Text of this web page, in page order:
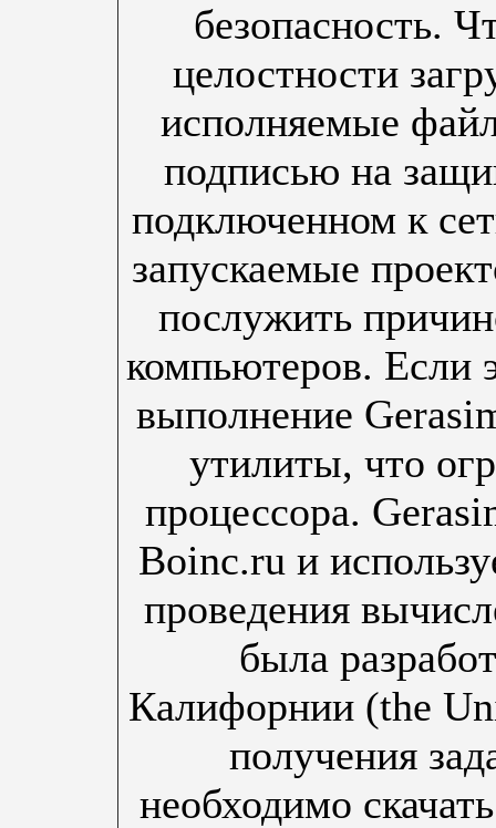
безопасность.
целостности
исполняемые
подписью на
подключенном к
запускаемые
послужить
компьютеров. Если
выполнение
утилиты, что
процессора.
Boinc.ru и
проведения
была
Калифорнии (the
получения
необходимо